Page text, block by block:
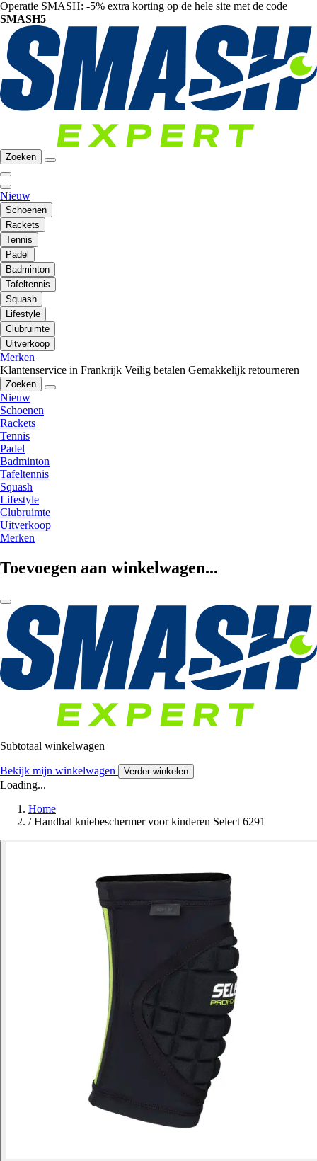
Operatie SMASH: -5% extra korting op de hele site met de code
SMASH5
Zoeken
Nieuw
Schoenen
Rackets
Tennis
Padel
Badminton
Tafeltennis
Squash
Lifestyle
Clubruimte
Uitverkoop
Merken
Klantenservice in Frankrijk Veilig betalen Gemakkelijk retourneren
Zoeken
Nieuw
Schoenen
Rackets
Tennis
Padel
Badminton
Tafeltennis
Squash
Lifestyle
Clubruimte
Uitverkoop
Merken
Toevoegen aan winkelwagen...
Subtotaal winkelwagen
Bekijk mijn winkelwagen Verder winkelen
Loading...
Home
/ Handbal kniebeschermer voor kinderen Select 6291